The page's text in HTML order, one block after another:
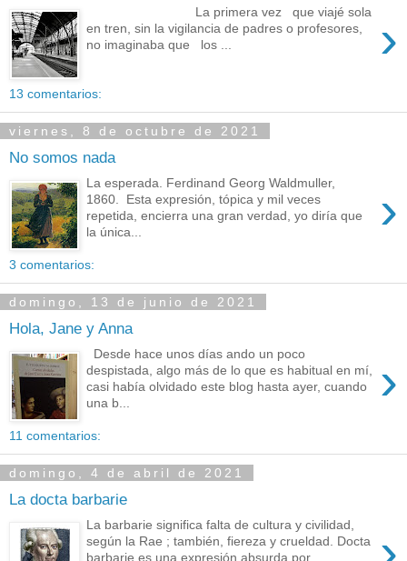
›
La primera vez que viajé sola
en tren, sin la vigilancia de padres o profesores,
no imaginaba que los ...
13 comentarios:
viernes, 8 de octubre de 2021
No somos nada
›
La esperada. Ferdinand Georg Waldmuller,
1860. Esta expresión, tópica y mil veces
repetida, encierra una gran verdad, yo diría que
la única...
3 comentarios:
domingo, 13 de junio de 2021
Hola, Jane y Anna
›
Desde hace unos días ando un poco
despistada, algo más de lo que es habitual en mí,
casi había olvidado este blog hasta ayer, cuando
una b...
11 comentarios:
domingo, 4 de abril de 2021
La docta barbarie
La barbarie significa falta de cultura y civilidad,
según la Rae ; también, fiereza y crueldad. Docta
barbarie es una expresión absurda por...